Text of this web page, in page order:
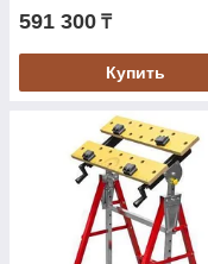
591 300 ₸
Купить